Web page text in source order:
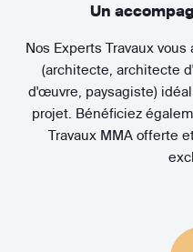
Un
Nos Experts Travaux
(architecte, architecte
d'œuvre, paysagiste)
projet. Bénéficiez
Travaux MMA offerte